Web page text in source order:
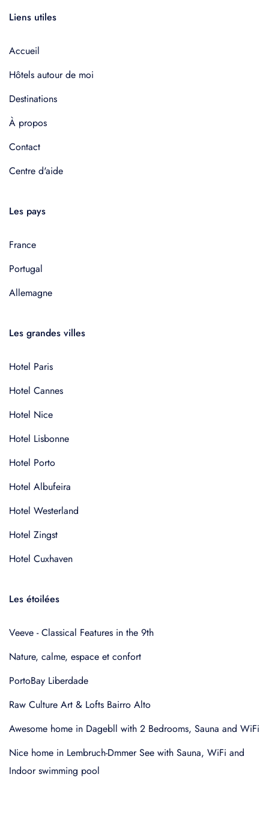
Liens utiles
Accueil
Hôtels autour de moi
Destinations
À propos
Contact
Centre d'aide
Les pays
France
Portugal
Allemagne
Les grandes villes
Hotel Paris
Hotel Cannes
Hotel Nice
Hotel Lisbonne
Hotel Porto
Hotel Albufeira
Hotel Westerland
Hotel Zingst
Hotel Cuxhaven
Les étoilées
Veeve - Classical Features in the 9th
Nature, calme, espace et confort
PortoBay Liberdade
Raw Culture Art & Lofts Bairro Alto
Awesome home in Dagebll with 2 Bedrooms, Sauna and WiFi
Nice home in Lembruch-Dmmer See with Sauna, WiFi and
Indoor swimming pool